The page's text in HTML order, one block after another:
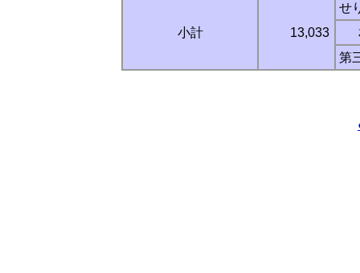
小計 13,033
せ
第